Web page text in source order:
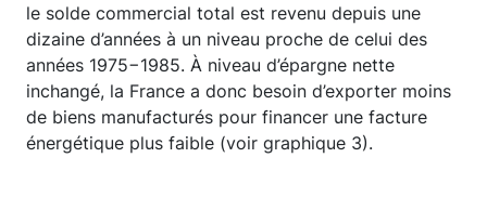
le solde commercial total est revenu depuis une
dizaine d’années à un niveau proche de celui des
années 1975−1985. À niveau d’épargne nette
inchangé, la France a donc besoin d’exporter moins
de biens manufacturés pour financer une facture
énergétique plus faible (voir graphique 3).